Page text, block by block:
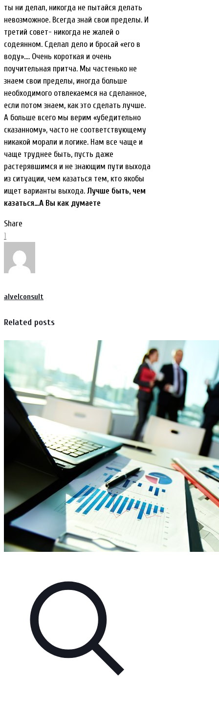
ты ни делал, никогда не пытайся делать
невозможное. Всегда знай свои пределы. И
третий совет- никогда не жалей о
содеянном. Сделал дело и бросай «его в
воду»…. Очень короткая и очень
поучительная притча. Мы частенько не
знаем свои пределы, иногда больше
необходимого отвлекаемся на сделанное,
если потом знаем, как это сделать лучше.
А больше всего мы верим «убедительно
сказанному», часто не соответствующему
никакой морали и логике. Нам все чаще и
чаще труднее быть, пусть даже
растерявшимся и не знающим пути выхода
из ситуации, чем казаться тем, кто якобы
ищет варианты выхода. Лучше быть, чем
казаться…А Вы как думаете
Share
1
alvelconsult
Related posts